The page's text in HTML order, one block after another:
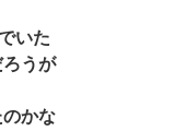
いた
うが
かな